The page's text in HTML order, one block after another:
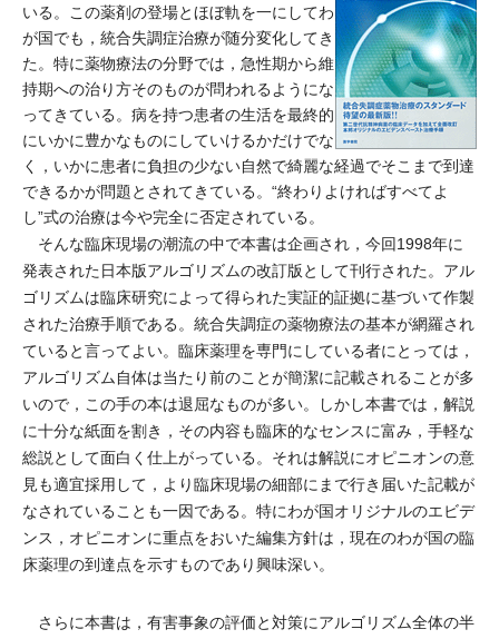
いる。この薬剤の登場とほぼ軌を一にしてわ
が国でも，統合失調症治療が随分変化してき
た。特に薬物療法の分野では，急性期から維
持期への治り方そのものが問われるようにな
ってきている。病を持つ患者の生活を最終的
にいかに豊かなものにしていけるかだけでな
く，いかに患者に負担の少ない自然で綺麗な経過でそこまで到達
できるかが問題とされてきている。“終わりよければすべてよ
し”式の治療は今や完全に否定されている。
そんな臨床現場の潮流の中で本書は企画され，今回1998年に
発表された日本版アルゴリズムの改訂版として刊行された。アル
ゴリズムは臨床研究によって得られた実証的証拠に基づいて作製
された治療手順である。統合失調症の薬物療法の基本が網羅され
ていると言ってよい。臨床薬理を専門にしている者にとっては，
アルゴリズム自体は当たり前のことが簡潔に記載されることが多
いので，この手の本は退屈なものが多い。しかし本書では，解説
に十分な紙面を割き，その内容も臨床的なセンスに富み，手軽な
総説として面白く仕上がっている。それは解説にオピニオンの意
見も適宜採用して，より臨床現場の細部にまで行き届いた記載が
なされていることも一因である。特にわが国オリジナルのエビデ
ンス，オピニオンに重点をおいた編集方針は，現在のわが国の臨
床薬理の到達点を示すものであり興味深い。
さらに本書は，有害事象の評価と対策にアルゴリズム全体の半